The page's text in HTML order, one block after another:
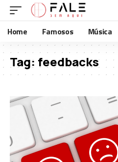
Home Famosos Música
Tag: feedbacks